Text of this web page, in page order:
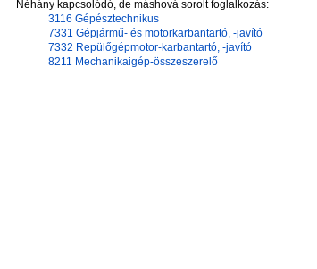
Néhány kapcsolódó, de máshová sorolt foglalkozás:
3116 Gépésztechnikus
7331 Gépjármű- és motorkarbantartó, -javító
7332 Repülőgépmotor-karbantartó, -javító
8211 Mechanikaigép-összeszerelő